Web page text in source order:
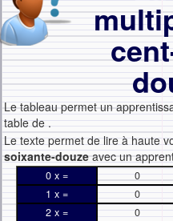
Le tableau permet un
table de .
Le texte permet de lire à haute
soixante-douzeavec un
0 x =
0
1 x =
0
2 x =
0